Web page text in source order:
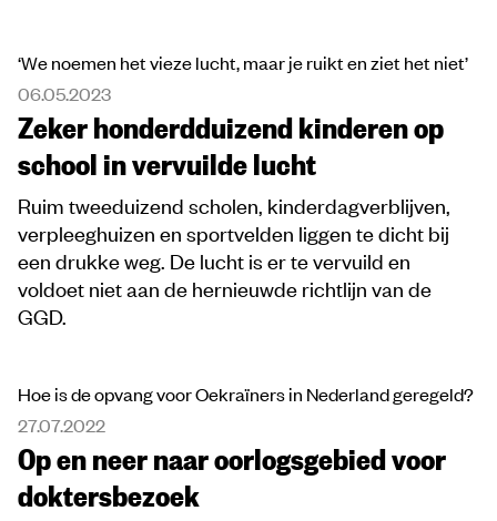
‘We noemen het vieze lucht, maar je ruikt en ziet het niet’
06.05.2023
Zeker honderdduizend kinderen op
school in vervuilde lucht
Ruim tweeduizend scholen, kinderdagverblijven,
verpleeghuizen en sportvelden liggen te dicht bij
een drukke weg. De lucht is er te vervuild en
voldoet niet aan de hernieuwde richtlijn van de
GGD.
Hoe is de opvang voor Oekraïners in Nederland geregeld?
27.07.2022
Op en neer naar oorlogsgebied voor
doktersbezoek